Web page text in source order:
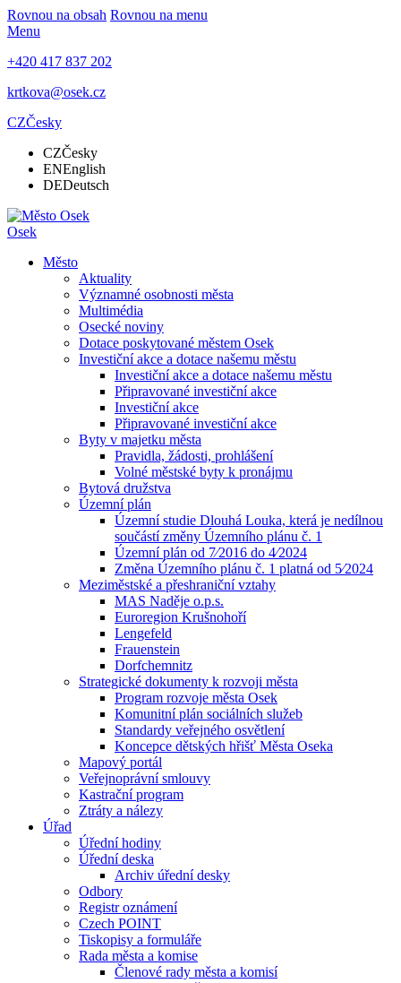
Rovnou na obsah Rovnou na menu
Menu
+420 417 837 202
krtkova@osek.cz
CZČesky
CZČesky
ENEnglish
DEDeutsch
Osek
Město
Aktuality
Významné osobnosti města
Multimédia
Osecké noviny
Dotace poskytované městem Osek
Investiční akce a dotace našemu městu
Investiční akce a dotace našemu městu
Připravované investiční akce
Investiční akce
Připravované investiční akce
Byty v majetku města
Pravidla, žádosti, prohlášení
Volné městské byty k pronájmu
Bytová družstva
Územní plán
Územní studie Dlouhá Louka, která je nedílnou
součástí změny Územního plánu č. 1
Územní plán od 7⁄2016 do 4⁄2024
Změna Územního plánu č. 1 platná od 5⁄2024
Meziměstské a přeshraniční vztahy
MAS Naděje o.p.s.
Euroregion Krušnohoří
Lengefeld
Frauenstein
Dorfchemnitz
Strategické dokumenty k rozvoji města
Program rozvoje města Osek
Komunitní plán sociálních služeb
Standardy veřejného osvětlení
Koncepce dětských hřišť Města Oseka
Mapový portál
Veřejnoprávní smlouvy
Kastrační program
Ztráty a nálezy
Úřad
Úřední hodiny
Úřední deska
Archiv úřední desky
Odbory
Registr oznámení
Czech POINT
Tiskopisy a formuláře
Rada města a komise
Členové rady města a komisí